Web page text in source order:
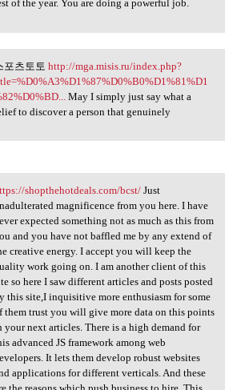
of the year. You are doing a powerful job.
츠토토 http://mga.misis.ru
포츠토토 http://mga.misis.ru/index.php?
May I simply just say what a
to discover a person that genuinely
shopthehotdeals.com
shopthehotdeals.com/bcst/Just
magnificence from you here. I have
expected something not as much as this from
and you have not baffled me by any extend of
creative energy. I accept you will keep the
work going on. I am another client of this
so here I saw different articles and posts posted
this site,I inquisitive more enthusiasm for some
them trust you will give more data on this points
your next articles. There is a high demand for
advanced JS framework among web
It lets them develop robust websites
applications for different verticals. And these